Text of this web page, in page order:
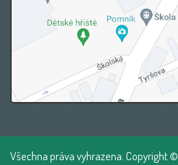
Všechna práva vyhrazena. Copyright ©